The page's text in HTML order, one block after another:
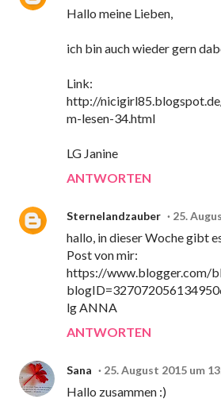
Hallo meine Lieben,
ich bin auch wieder gern
Link:
http://
m-lesen-34.html
LG Janine
ANTWORTEN
Sternelandzauber 25.
hallo, in dieser Woche gibt
Post von mir:
https://www.blogger.com/
lg ANNA
ANTWORTEN
Sana 25. August 2015 um
Hallo zusammen :)